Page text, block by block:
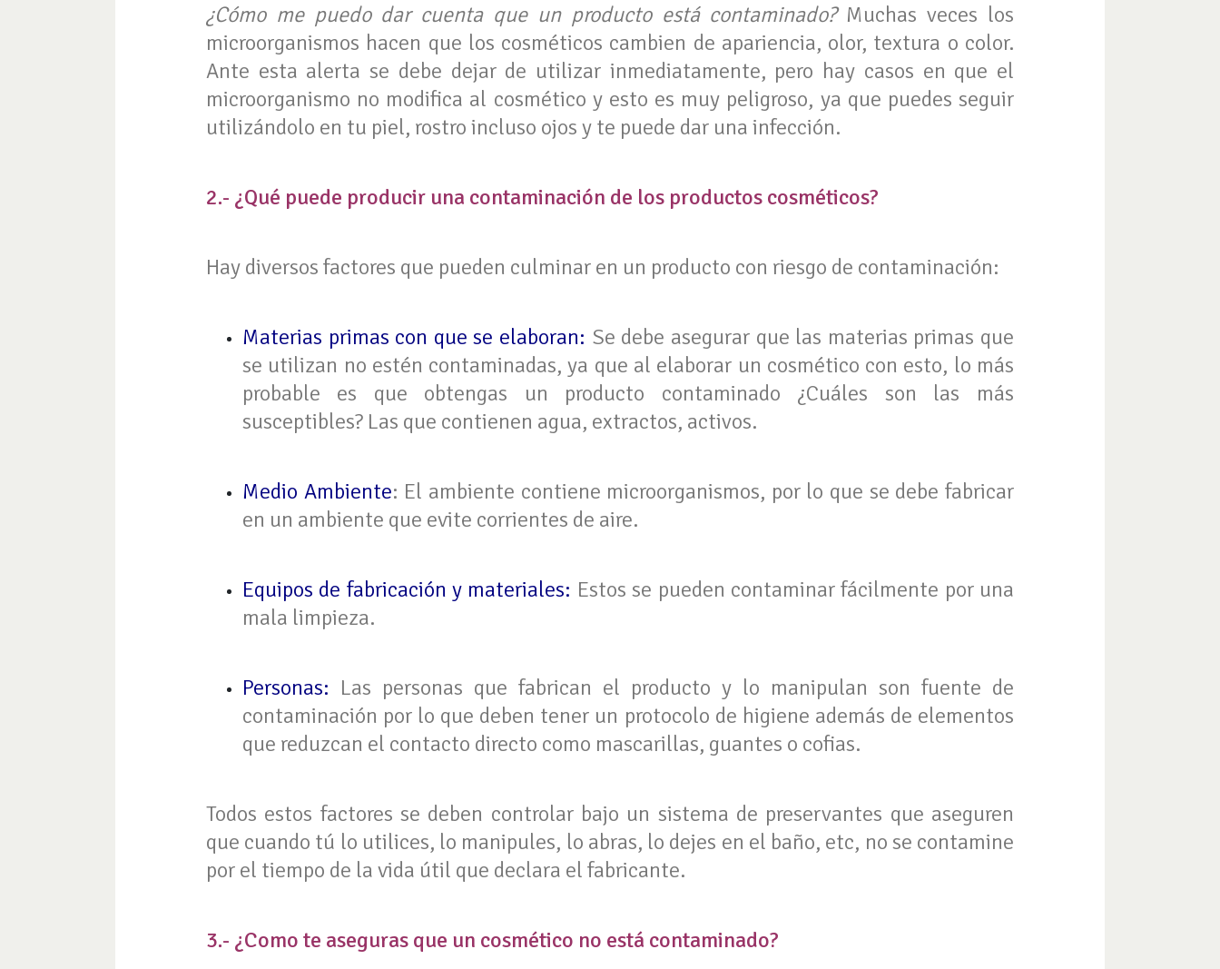
¿Cómo me puedo dar cuenta que un producto está contaminado?Muchas veces los
microorganismos hacen que los cosméticos cambien de apariencia, olor, textura o color.
Ante esta alerta se debe dejar de utilizar inmediatamente, pero hay casos en que el
microorganismo no modifica al cosmético y esto es muy peligroso, ya que puedes seguir
utilizándolo en tu piel, rostro incluso ojos y te puede dar una infección.
2.- ¿Qué puede producir una contaminación de los productos cosméticos?
Hay diversos factores que pueden culminar en un producto con riesgo de contaminación:
Materias primas con que se elaboran: Se debe asegurar que las materias primas que
se utilizan no estén contaminadas, ya que al elaborar un cosmético con esto, lo más
probable es que obtengas un producto contaminado ¿Cuáles son las más
susceptibles? Las que contienen agua, extractos, activos.
Medio Ambiente: El ambiente contiene microorganismos, por lo que se debe fabricar
en un ambiente que evite corrientes de aire.
Equipos de fabricación y materiales: Estos se pueden contaminar fácilmente por una
mala limpieza.
Personas: Las personas que fabrican el producto y lo manipulan son fuente de
contaminación por lo que deben tener un protocolo de higiene además de elementos
que reduzcan el contacto directo como mascarillas, guantes o cofias.
Todos estos factores se deben controlar bajo un sistema de preservantes que aseguren
que cuando tú lo utilices, lo manipules, lo abras, lo dejes en el baño, etc, no se contamine
por el tiempo de la vida útil que declara el fabricante.
3.- ¿Como te aseguras que un cosmético no está contaminado?